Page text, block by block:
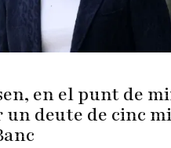
en el punt de
deute de cinc